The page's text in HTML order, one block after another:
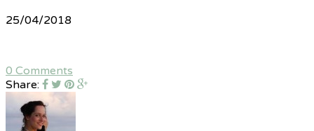
25/04/2018
0 Comments
Share: